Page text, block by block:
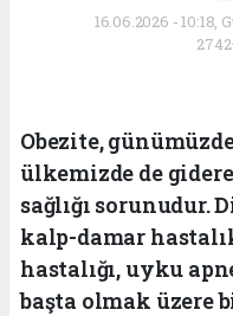
16.06.2026 - 10:18,
Obezite,
ülkemizde de
sağlığı sorunudur.
kalp-damar
hastalığı, uyku
başta olmak üzere